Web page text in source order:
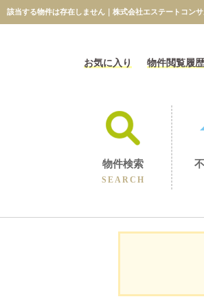
該当する物件は存在しません｜株式会社エステートコン
お気に入り 物件閲覧履歴
物件検索
SEARCH